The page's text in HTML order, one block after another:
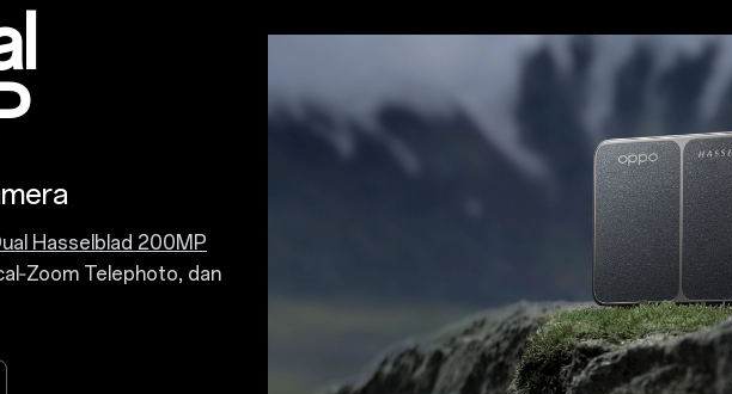
Hasselblad 200MP
Telephoto, dan